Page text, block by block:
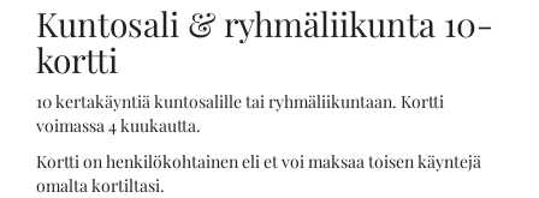
Kuntosali & ryhmäliikunta 10-
kortti
10 kertakäyntiä kuntosalille tai ryhmäliikuntaan. Kortti
voimassa 4 kuukautta.
Kortti on henkilökohtainen eli et voi maksaa toisen käyntejä
omalta kortiltasi.